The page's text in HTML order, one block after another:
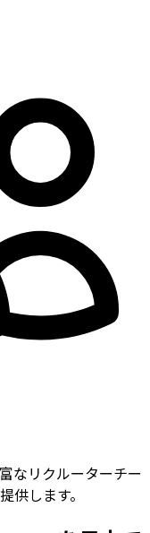
なリクルーターチー
供します。